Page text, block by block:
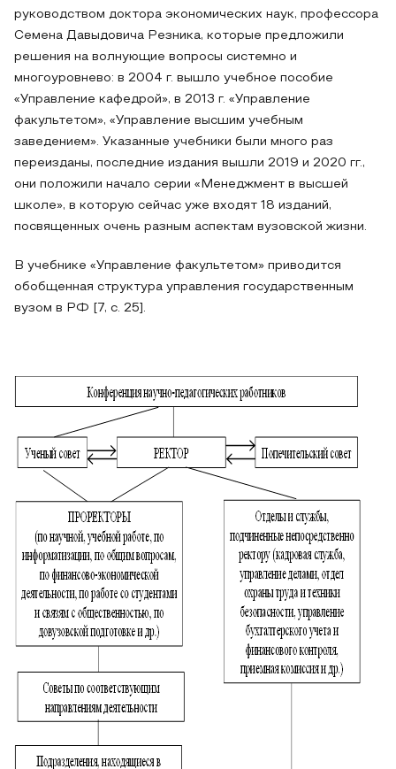
руководством доктора экономических наук, профессора
Семена Давыдовича Резника, которые предложили
решения на волнующие вопросы системно и
многоуровнево: в 2004 г. вышло учебное пособие
«Управление кафедрой», в 2013 г. «Управление
факультетом», «Управление высшим учебным
заведением». Указанные учебники были много раз
переизданы, последние издания вышли 2019 и 2020 гг.,
они положили начало серии «Менеджмент в высшей
школе», в которую сейчас уже входят 18 изданий,
посвященных очень разным аспектам вузовской жизни.
В учебнике «Управление факультетом» приводится
обобщенная структура управления государственным
вузом в РФ [7, с. 25].